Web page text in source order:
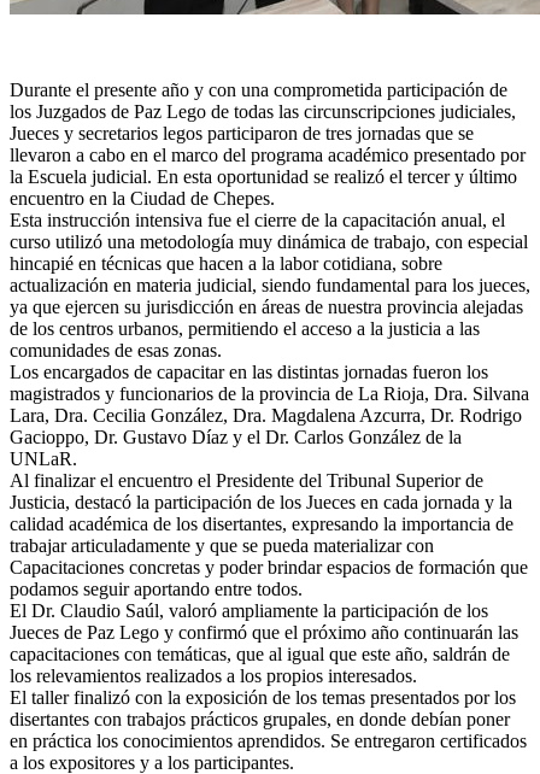
Durante el presente año y con una comprometida participación de
los Juzgados de Paz Lego de todas las circunscripciones judiciales,
Jueces y secretarios legos participaron de tres jornadas que se
llevaron a cabo en el marco del programa académico presentado por
la Escuela judicial. En esta oportunidad se realizó el tercer y último
encuentro en la Ciudad de Chepes.
Esta instrucción intensiva fue el cierre de la capacitación anual, el
curso utilizó una metodología muy dinámica de trabajo, con especial
hincapié en técnicas que hacen a la labor cotidiana, sobre
actualización en materia judicial, siendo fundamental para los jueces,
ya que ejercen su jurisdicción en áreas de nuestra provincia alejadas
de los centros urbanos, permitiendo el acceso a la justicia a las
comunidades de esas zonas.
Los encargados de capacitar en las distintas jornadas fueron los
magistrados y funcionarios de la provincia de La Rioja, Dra. Silvana
Lara, Dra. Cecilia González, Dra. Magdalena Azcurra, Dr. Rodrigo
Gacioppo, Dr. Gustavo Díaz y el Dr. Carlos González de la
UNLaR.
Al finalizar el encuentro el Presidente del Tribunal Superior de
Justicia, destacó la participación de los Jueces en cada jornada y la
calidad académica de los disertantes, expresando la importancia de
trabajar articuladamente y que se pueda materializar con
Capacitaciones concretas y poder brindar espacios de formación que
podamos seguir aportando entre todos.
El Dr. Claudio Saúl, valoró ampliamente la participación de los
Jueces de Paz Lego y confirmó que el próximo año continuarán las
capacitaciones con temáticas, que al igual que este año, saldrán de
los relevamientos realizados a los propios interesados.
El taller finalizó con la exposición de los temas presentados por los
disertantes con trabajos prácticos grupales, en donde debían poner
en práctica los conocimientos aprendidos. Se entregaron certificados
a los expositores y a los participantes.